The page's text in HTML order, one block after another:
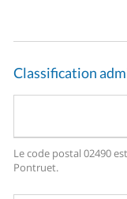
Classification
Le code postal 02490
Pontruet.